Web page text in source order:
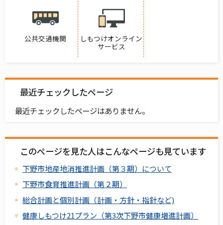
公共交通機関
しもつけオンライン
サービス
最近チェックしたページ
最近チェックしたページはありません。
このページを見た人はこんなページも見ています
下野市地産地消推進計画（第３期）について
下野市食育推進計画（第２期）
総合計画と個別計画（計画・方針・指針など)
健康しもつけ21プラン（第3次下野市健康増進計画）